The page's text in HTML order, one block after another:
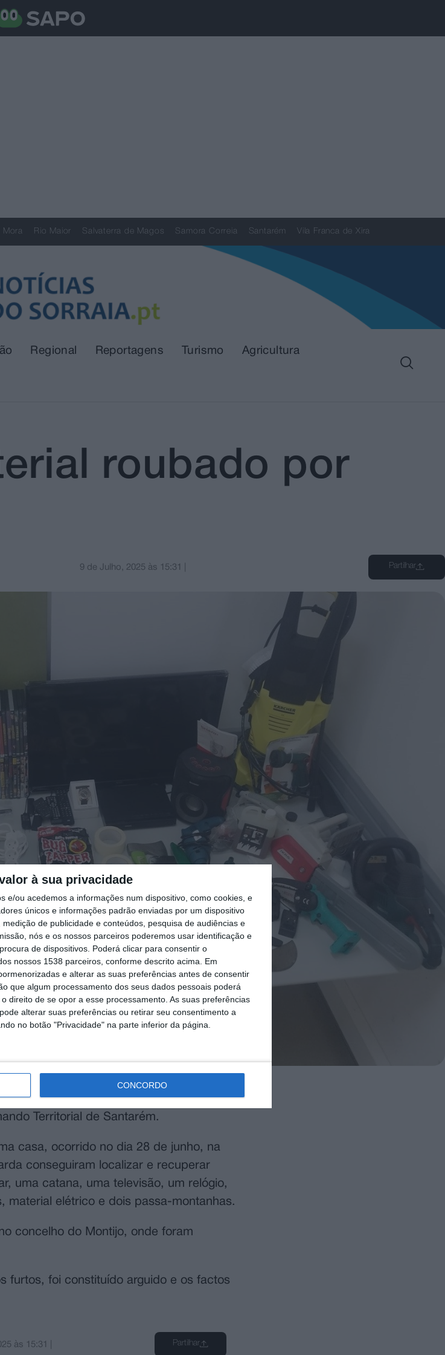
à sua privacidade
e/ou acedemos a informações num dispositivo, como cookies, e
únicos e informações padrão enviadas por um dispositivo
de publicidade e conteúdos, pesquisa de audiências e
nós e os nossos parceiros poderemos usar identificação e
de dispositivos. Poderá clicar para consentir o
nossos 1538 parceiros, conforme descrito acima. Em
e alterar as suas preferências antes de consentir
que algum processamento dos seus dados pessoais poderá
direito de se opor a esse processamento. As suas preferências
alterar suas preferências ou retirar seu consentimento a
no botão "Privacidade" na parte inferior da página.
CONCORDO
Mora Rio Maior Salvaterra de Magos Samora Correia Santarém Vila Franca de Xira
Regional Reportagens Turismo Agricultura
roubado por
9 de Julho, 2025 às 15:31 Partilhar
no concelho de Abrantes, tendo a
Territorial de Santarém.
casa, ocorrido no dia 28 de junho, na
conseguiram localizar e recuperar
uma catana, uma televisão, um relógio,
material elétrico e dois passa-montanhas.
concelho do Montijo, onde foram
furtos, foi constituído arguido e os factos
às 15:31 Partilhar